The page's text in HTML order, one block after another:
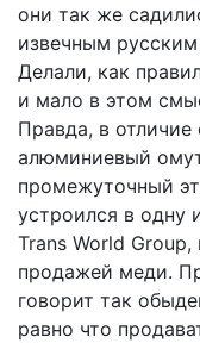
они так же
извечным
Делали, как
и мало в этом
Правда, в
алюминиевый
промежуточный
устроился в одну
Trans World
продажей меди.
говорит так
равно что